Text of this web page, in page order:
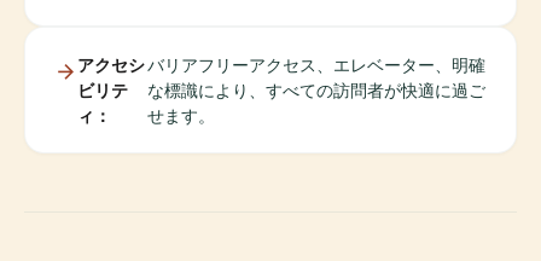
アクセシ
ビリテ
ィ：
バリアフリーアクセス、エレベーター、明確
な標識により、すべての訪問者が快適に過ご
せます。